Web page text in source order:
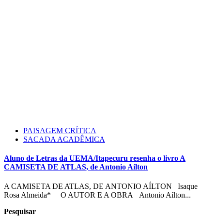
PAISAGEM CRÍTICA
SACADA ACADÊMICA
Aluno de Letras da UEMA/Itapecuru resenha o livro A
CAMISETA DE ATLAS, de Antonio Aílton
A CAMISETA DE ATLAS, DE ANTONIO AÍLTON Isaque
Rosa Almeida* O AUTOR E A OBRA Antonio Aílton...
Pesquisar